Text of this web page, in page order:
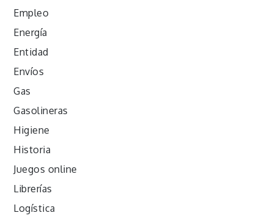
Empleo
Energía
Entidad
Envíos
Gas
Gasolineras
Higiene
Historia
Juegos online
Librerías
Logística